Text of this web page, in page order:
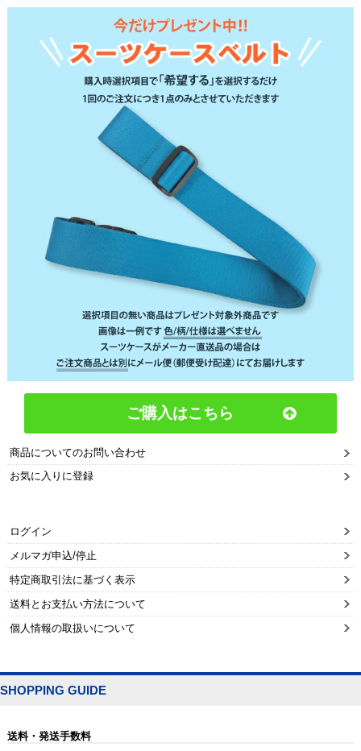
ご購入はこちら
商品についてのお問い合わせ
お気に入りに登録
ログイン
メルマガ申込/停止
特定商取引法に基づく表示
送料とお支払い方法について
個人情報の取扱いについて
SHOPPING GUIDE
送料・発送手数料